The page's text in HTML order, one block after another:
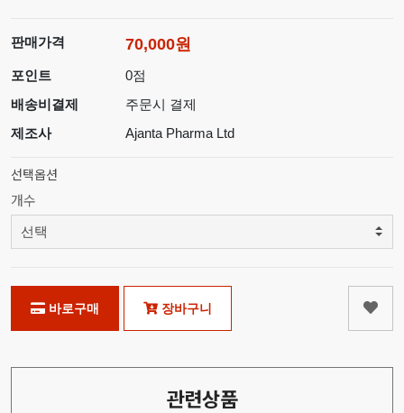
판매가격 70,000원
포인트
0점
배송비결제
주문시 결제
제조사
Ajanta Pharma Ltd
선택옵션
개수
바로구매 장바구니
관련상품